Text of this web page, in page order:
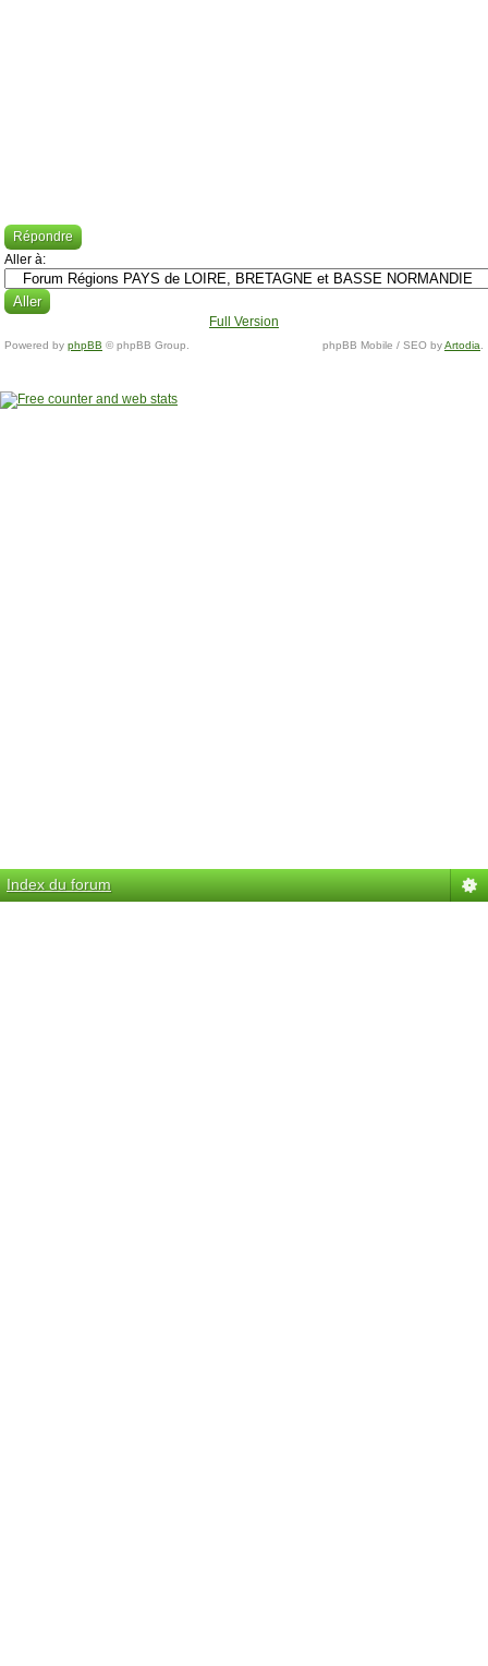
Répondre
Aller à:
Full Version
Powered by phpBB © phpBB Group. phpBB Mobile / SEO byArtodia
Index du forum